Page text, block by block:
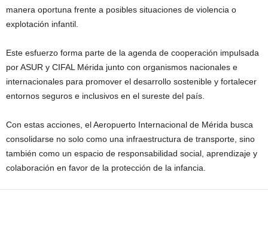
manera oportuna frente a posibles situaciones de violencia o
explotación infantil.
Este esfuerzo forma parte de la agenda de cooperación impulsada
por ASUR y CIFAL Mérida junto con organismos nacionales e
internacionales para promover el desarrollo sostenible y fortalecer
entornos seguros e inclusivos en el sureste del país.
Con estas acciones, el Aeropuerto Internacional de Mérida busca
consolidarse no solo como una infraestructura de transporte, sino
también como un espacio de responsabilidad social, aprendizaje y
colaboración en favor de la protección de la infancia.